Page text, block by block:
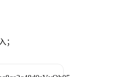
；